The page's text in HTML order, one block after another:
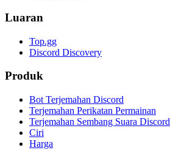
Luaran
Top.gg
Discord Discovery
Produk
Bot Terjemahan Discord
Terjemahan Perikatan Permainan
Terjemahan Sembang Suara Discord
Ciri
Harga